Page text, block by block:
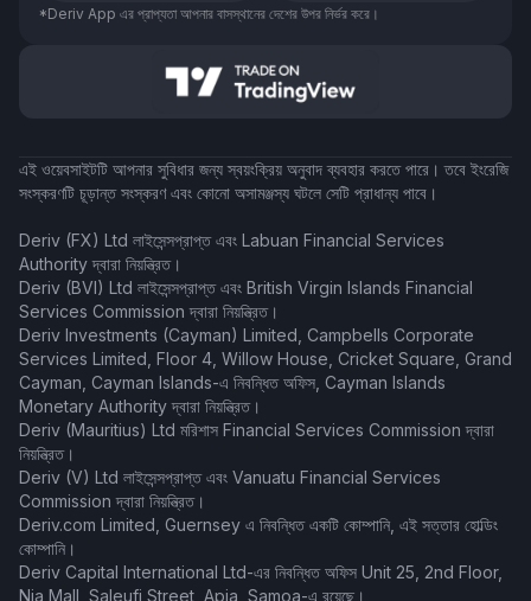
*Deriv App এর প্রাপ্যতা আপনার বাসস্থানের দেশের উপর নির্ভর করে।
এই ওয়েবসাইটটি আপনার সুবিধার জন্য স্বয়ংক্রিয় অনুবাদ ব্যবহার করতে পারে। তবে ইংরেজি
সংস্করণটি চূড়ান্ত সংস্করণ এবং কোনো অসামঞ্জস্য ঘটলে সেটি প্রাধান্য পাবে।
Deriv (FX) Ltd লাইসেন্সপ্রাপ্ত এবং Labuan Financial Services
Authority দ্বারা নিয়ন্ত্রিত।
Deriv (BVI) Ltd লাইসেন্সপ্রাপ্ত এবং British Virgin Islands Financial
Services Commission দ্বারা নিয়ন্ত্রিত।
Deriv Investments (Cayman) Limited, Campbells Corporate
Services Limited, Floor 4, Willow House, Cricket Square, Grand
Cayman, Cayman Islands-এ নিবন্ধিত অফিস, Cayman Islands
Monetary Authority দ্বারা নিয়ন্ত্রিত।
Deriv (Mauritius) Ltd মরিশাস Financial Services Commission দ্বারা
নিয়ন্ত্রিত।
Deriv (V) Ltd লাইসেন্সপ্রাপ্ত এবং Vanuatu Financial Services
Commission দ্বারা নিয়ন্ত্রিত।
Deriv.com Limited, Guernsey এ নিবন্ধিত একটি কোম্পানি, এই সত্তার হোল্ডিং
কোম্পানি।
Deriv Capital International Ltd-এর নিবন্ধিত অফিস Unit 25, 2nd Floor,
Nia Mall, Saleufi Street, Apia, Samoa-এ রয়েছে।